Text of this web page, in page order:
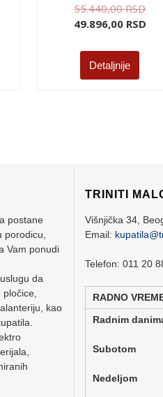
55.440,00RSD
49.896,00 RSD
Detaljnije
postane
porodicu,
Vam ponudi
da
pločice,
kao
TRINITI
Višnjička 34,
Email:
Telefon: 011 20
RADNO
Radnim